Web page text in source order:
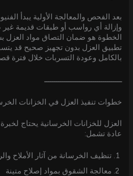
بعد الفحص والمعالجة الأولية يبدأ
وإزالة أي رواسب أو طبقات قديمة
الخطوة هو ضمان التصاق مواد العزل
تطبيق العزل بدون تجهيز صحيح قد
بالكامل وعودة التسربات خلال فترة
ــــــــــــــــــــــــــــــــــــــ
خطوات تنفيذ العزل في الخزانات
العزل للخزانات الخرسانية يحتاج
عادة تشمل:
تنظيف الخرسانة من آثار الأملاح
معالجة الشقوق بمواد إصلاح متينة